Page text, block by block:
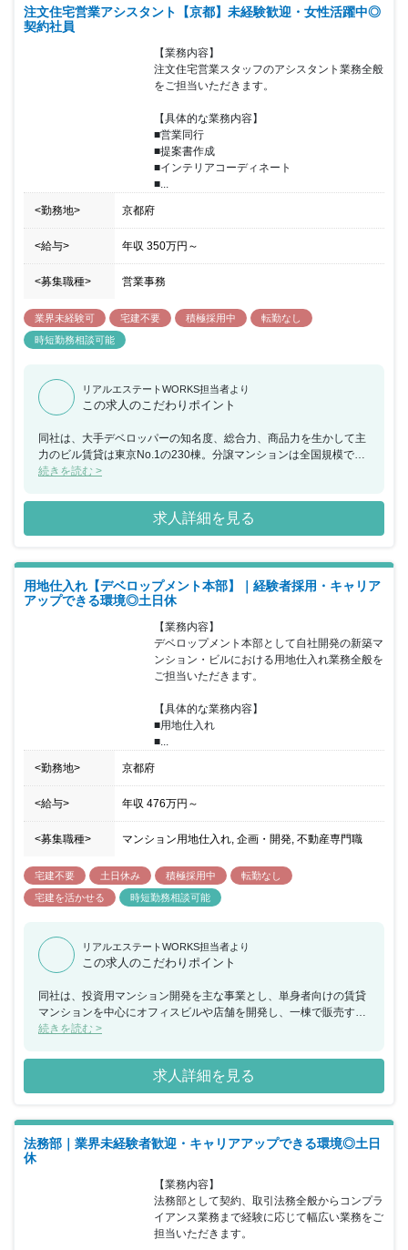
メージは決して良くはありません。 我々はそんな業界を変えたい。
変えなければならないと考えております。 そのためにまずは、ケイ
アイスター不動産が 「日本一憧れの会社」としてベンチマークされ
る必要性を 感じています。 そして同社の社員たちには、単にモノ
を売る存在ではなく、 人として愛され、そして関わる人を豊・楽・
快にできる 影響力を持つ存在でいてほしいと考えています。 ★仕
事の魅力 ・自分が見極めた土地が、チームで協力して家になり、
お客様の生活になる。 普通の営業のイメージが180°変わる感動を
味わえます！ ・入社1～2年目で係長職についた社員も多数いるな
ど、 これまでの経歴や社歴に一切関係ありません！ あなたの行動
力と営業としての意識のみを評価いたします。 業者との関係が構築
できれば、こちらから働きかけなくても自然と 物件の新たな情報が
集まってくるように、まずはしっかりと足を運び、 信頼を得ること
からスタートしましょう。
注文住宅営業アシスタント【京都】未経験歓迎・女性活躍中◎
契約社員
【業務内容】
注文住宅営業スタッフのアシスタント業務全般
をご担当いただきます。
【具体的な業務内容】
■営業同行
■提案書作成
■インテリアコーディネート
■...
<勤務地> 京都府
<給与> 年収 350万円 ～
<募集職種> 営業事務
業界未経験可 宅建不要 積極採用中
転勤なし
時短勤務相談可能
リアルエステートWORKS担当者より
この求人のこだわりポイント
同社は、大手デベロッパーの知名度、総合力、商品力を生かして主
力のビル賃貸は東京No.1の230棟。分譲マンションは全国規模で業
界トップクラスの供給戸数を誇り、大規模リフォーム受注実績は圧
誇ります。 今回、全国の各事業所にて注文住宅営業スタッフのアシ
スタント業務をお任せできる方を募集することとなりました。 主に
間取りの打ち合わせやデザインなどのインテリアコーディネートの
ば、床や壁の色、設備機器の選定など、お客様との打ち合わせを通
してお任せします。 入社後は、建物の商品特性、建築法規等を学ぶ
ことができる2週間の研修を ご用意していますので、実務経験の浅
い方も安心していただけます。その為、業界未経験でも挑戦でき、
お客様の夢のマイホームづくりのお手伝いをすることができるやり
がいのあるお仕事になります。 現状、配属支店には本募集にあたる
サポートプランナー(営業補助)が1名ずつ在籍しております。営業社
員が一貫体制でインテリアコーディネートまで担っており、業務の
幅が多岐に渡ります。そのため、営業所長や活躍している営業職員
にはサポートプランナー(営業補助)が付き、営業に代わってお客様
のフォローを実施。いずれも20代~30代の女性 社員を中心に活躍し
ております。 過去に不動産業界(主にハウスメーカー)や建築業界出
身者の女性の方が多いです。営業からではなくアシスタントから経
験を積みたい方や、インテリアコーディネートにご興味が強い方が
などご活躍いただける方を歓迎いたします。
続きを読む >
求人詳細を見る
用地仕入れ【デベロップメント本部】｜経験者採用・キャリア
アップできる環境◎土日休
【業務内容】
デベロップメント本部として自社開発の新築マ
ンション・ビルにおける用地仕入れ業務全般を
ご担当いただきます。
【具体的な業務内容】
■用地仕入れ
■...
<勤務地> 京都府
<給与> 年収 476万円 ～
<募集職種> マンション用地仕入れ, 企画・開発, 不動産専門職
宅建不要 土日休み 積極採用中
転勤なし
宅建を活かせる
時短勤務相談可能
リアルエステートWORKS担当者より
この求人のこだわりポイント
同社は、投資用マンション開発を主な事業とし、単身者向けの賃貸
マンションを中心にオフィスビルや店舗を開発し、一棟で販売する
と同時に資産仮会社としてその収益運用を請け負うなど京都・大阪
企画力・開発力・デザイン力による供給拡大を行い将来収益の確保
や賃貸業や管理業での安定的な収益による、今後の景気のブレに対
しても耐えうる企業基盤を整えています。 今回、デベロップメント
務全般をお任せできる方を募集することとなりました。 開発プロジ
ェクトの進行自体は事業部の責任者がおりますので、入社後すぐは
ンション収支の作成からデザイン、設計会社との調整など企画部分
も担っていただきます。 マネジメントは部下が1名在籍しています
が、既に行動・評価管理体制が整っているため自走できるまでに育
成されておりますので、指導ではなくチームとして成果に向かって
並走しつつ、それぞれが自分の業務に専念できる環境です。 スピー
続きを読む >
求人詳細を見る
法務部｜業界未経験者歓迎・キャリアアップできる環境◎土日
休
【業務内容】
法務部として契約、取引法務全般からコンプラ
イアンス業務まで経験に応じて幅広い業務をご
担当いただきます。